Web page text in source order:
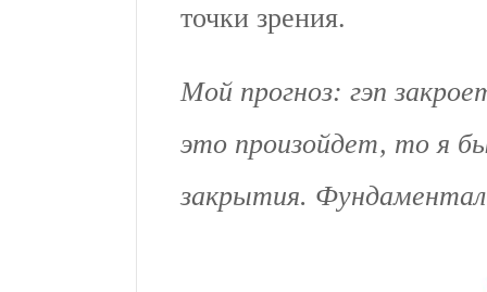
точки зрения.
Мой прогноз: гэп
это произойдет, то я
закрытия.